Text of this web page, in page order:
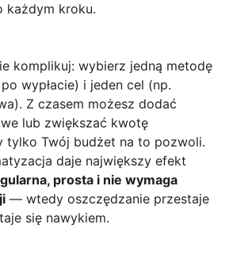
każdym kroku.
komplikuj: wybierz jedną metodę
wypłacie) i jeden cel (np.
Z czasem możesz dodać
lub zwiększać kwotę
tylko Twój budżet na to pozwoli.
daje największy efekt
prosta i nie wymaga
— wtedy oszczędzanie przestaje
się nawykiem.